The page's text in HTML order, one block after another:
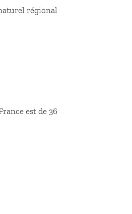
régional
est de 36